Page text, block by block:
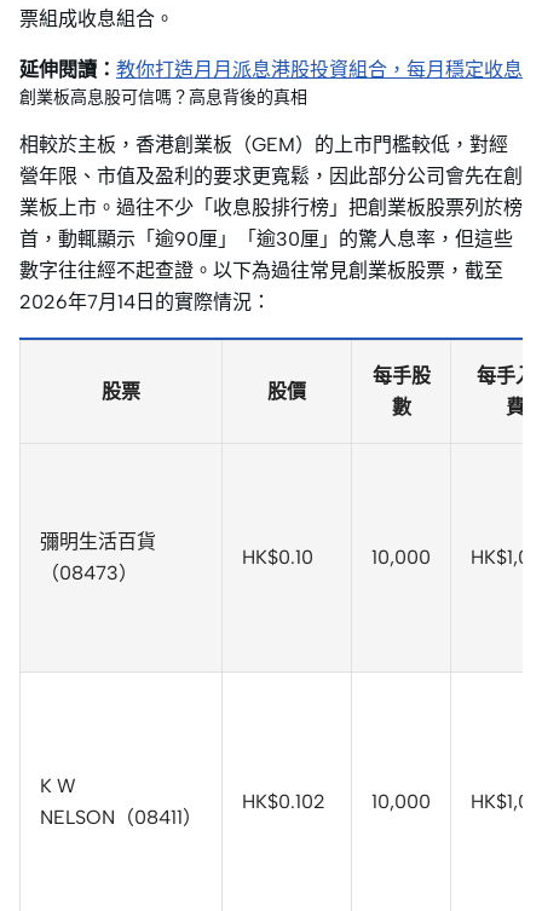
票組成收息組合。
延伸閱讀： 教你打造月月派息港股投資組合，每月穩定收息
創業板高息股可信嗎？高息背後的真相
相較於主板，香港創業板（GEM）的上市門檻較低，對經
營年限、市值及盈利的要求更寬鬆，因此部分公司會先在創
業板上市。過往不少「收息股排行榜」把創業板股票列於榜
首，動輒顯示「逾90厘」「逾30厘」的驚人息率，但這些
數字往往經不起查證。以下為過往常見創業板股票，截至
2026年7月14日的實際情況：
股票 股價
每手股
數
每手入
費
彌明生活百貨
（08473）
HK$0.10 10,000
K W
NELSON（08411）
HK$0.102 10,000